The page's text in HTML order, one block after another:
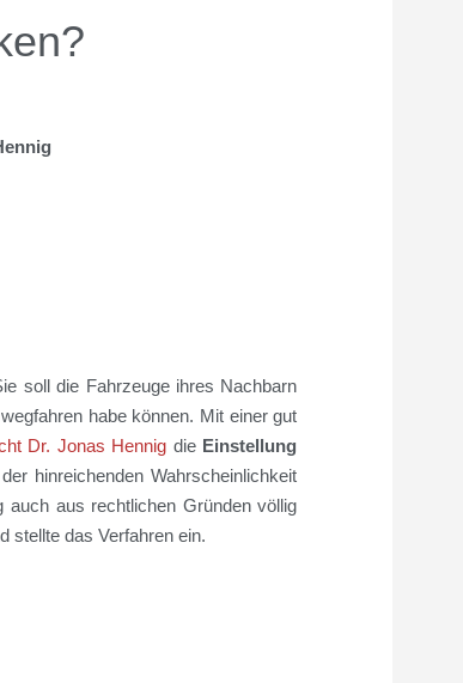
soll die Fahrzeuge ihres Nachbarn
habe können. Mit einer gut
Dr. Jonas Hennig die Einstellung
hinreichenden Wahrscheinlichkeit
auch aus rechtlichen Gründen völlig
stellte das Verfahren ein.